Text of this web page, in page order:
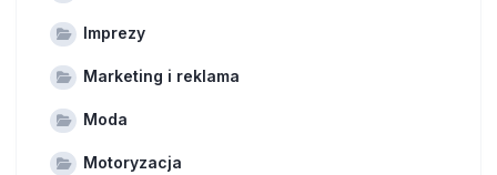
Imprezy
Marketing i reklama
Moda
Motoryzacja